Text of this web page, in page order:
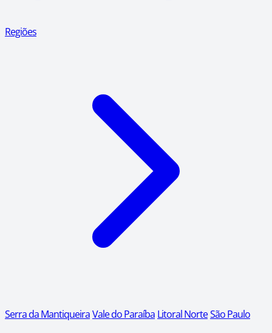
Regiões
Serra da MantiqueiraVale do Paraíba Litoral NorteSão Paulo